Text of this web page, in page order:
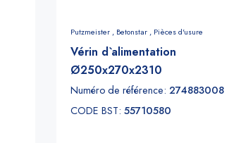
Putzmeister , Betonstar , Pièces d'usure
Vérin d`alimentation
Ø250x270x2310
Numéro de référence: 274883008
CODE BST: 55710580